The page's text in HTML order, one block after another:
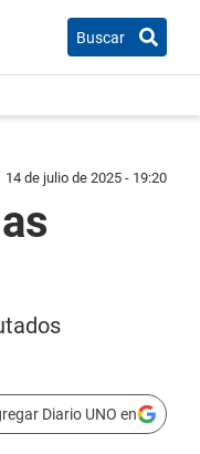
Buscar
14 de julio de 2025 - 19:20
Diario UNO en